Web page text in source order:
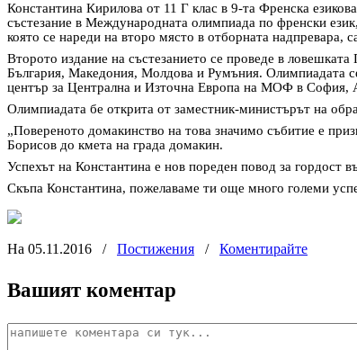
Константина Кирилова от 11 Г клас в 9-та Френска
състезание в Международната олимпиада по френски
която се нареди на второ място в отборната надпревара,
Второто издание на състезанието се проведе в
България, Македония, Молдова и Румъния. Олимпиадата
център за Централна и Източна Европа на МОФ в София,
Олимпиадата бе открита от заместник-министърът на
„Повереното домакинство на това значимо събитие е
Борисов до кмета на града домакин.
Успехът на Константина е нов пореден повод за гордост
Скъпа Константина, пожелаваме ти още много големи
На 05.11.2016 / Постижения / Коментирайте
Вашият коментар